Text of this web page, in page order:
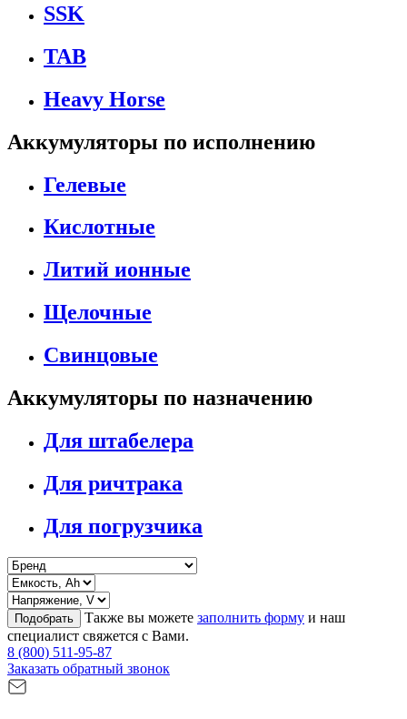
SSK
TAB
Heavy Horse
Аккумуляторы по исполнению
Гелевые
Кислотные
Литий ионные
Щелочные
Свинцовые
Аккумуляторы по назначению
Для штабелера
Для ричтрака
Для погрузчика
Подобрать Также вы можете заполнить форму и наш
специалист свяжется с Вами.
8 (800) 511-95-87
Заказать обратный звонок